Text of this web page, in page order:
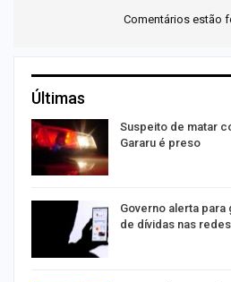
Comentários estão
Últimas
Suspeito de matar
Gararu é preso
Governo alerta
de dívidas nas redes